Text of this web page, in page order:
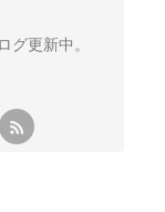
グ更新中。